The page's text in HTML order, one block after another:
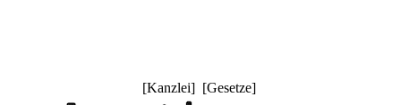
[Kanzlei] [Gesetze]